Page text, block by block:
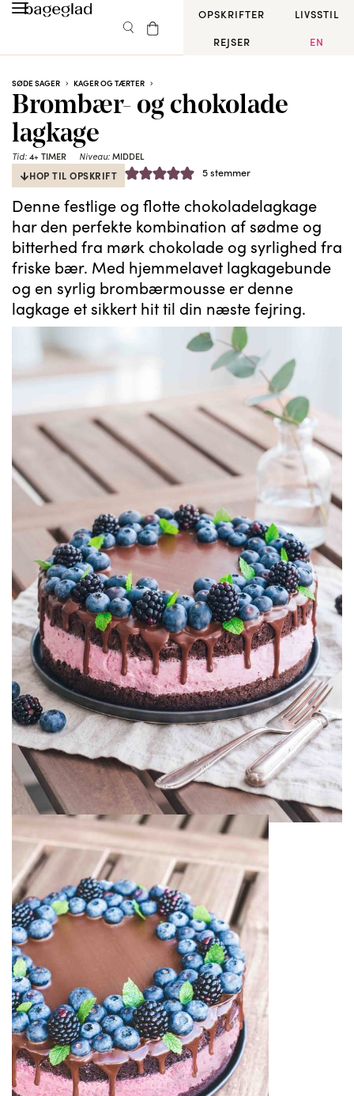
OPSKRIFTER
LIVSSTIL
REJSER
EN
SØDE SAGER KAGER OG TÆRTER
Brombær- og chokolade
lagkage
Tid: 4+ TIMER Niveau: MIDDEL
HOP TIL OPSKRIFT
5stemmer
Denne festlige og flotte chokoladelagkage
har den perfekte kombination af sødme og
bitterhed fra mørk chokolade og syrlighed fra
friske bær. Med hjemmelavet lagkagebunde
og en syrlig brombærmousse er denne
lagkage et sikkert hit til din næste fejring.